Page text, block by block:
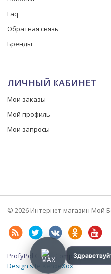
Faq
Обратная связь
Бренды
ЛИЧНЫЙ КАБИНЕТ
Мои заказы
Мой профиль
Мои запросы
© 2026 Интернет-магазин Мой
ProfyPol Group Company LLC
Design site XendeXox